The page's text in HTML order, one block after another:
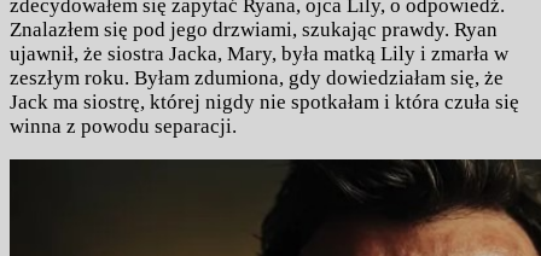
zdecydowałem się zapytać Ryana, ojca Lily, o odpowiedź.
Znalazłem się pod jego drzwiami, szukając prawdy. Ryan
ujawnił, że siostra Jacka, Mary, była matką Lily i zmarła w
zeszłym roku. Byłam zdumiona, gdy dowiedziałam się, że
Jack ma siostrę, której nigdy nie spotkałam i która czuła się
winna z powodu separacji.